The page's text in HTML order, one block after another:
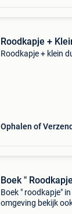
Roodkapje +
Roodkapje + klein
Ophalen of
Boek "
Boek " roodkapje"
omgeving bekijk